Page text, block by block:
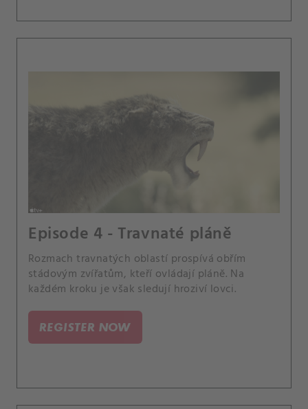
Episode 4 - Travnaté pláně
Rozmach travnatých oblastí prospívá obřím
stádovým zvířatům, kteří ovládají pláně. Na
každém kroku je však sledují hroziví lovci.
REGISTER NOW